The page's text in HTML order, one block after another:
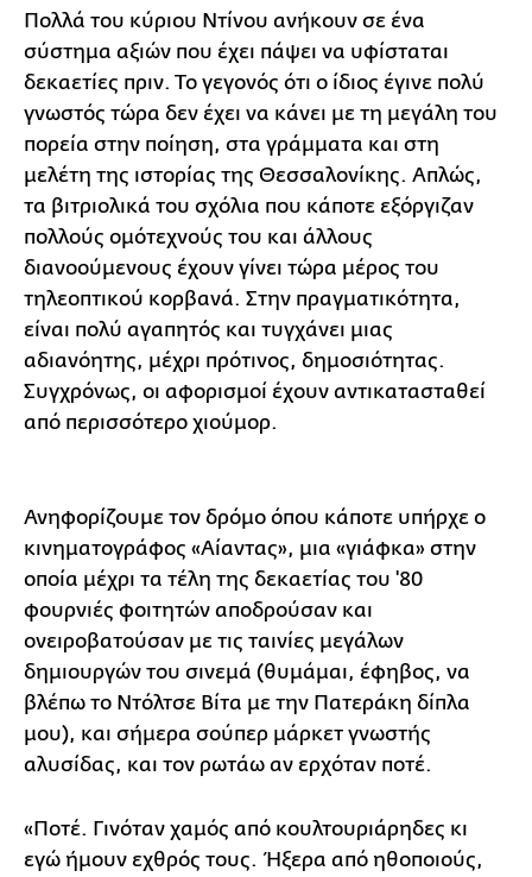
Πολλά του κύριου Ντίνου ανήκουν σε ένα
σύστημα αξιών που έχει πάψει να υφίσταται
δεκαετίες πριν. Το γεγονός ότι ο ίδιος έγινε πολύ
γνωστός τώρα δεν έχει να κάνει με τη μεγάλη του
πορεία στην ποίηση, στα γράμματα και στη
μελέτη της ιστορίας της Θεσσαλονίκης. Απλώς,
τα βιτριολικά του σχόλια που κάποτε εξόργιζαν
πολλούς ομότεχνούς του και άλλους
διανοούμενους έχουν γίνει τώρα μέρος του
τηλεοπτικού κορβανά. Στην πραγματικότητα,
είναι πολύ αγαπητός και τυγχάνει μιας
αδιανόητης, μέχρι πρότινος, δημοσιότητας.
Συγχρόνως, οι αφορισμοί έχουν αντικατασταθεί
από περισσότερο χιούμορ.
Ανηφορίζουμε τον δρόμο όπου κάποτε υπήρχε ο
κινηματογράφος «Αίαντας», μια «γιάφκα» στην
οποία μέχρι τα τέλη της δεκαετίας του '80
φουρνιές φοιτητών αποδρούσαν και
ονειροβατούσαν με τις ταινίες μεγάλων
δημιουργών του σινεμά (θυμάμαι, έφηβος, να
βλέπω το Ντόλτσε Βίτα με την Πατεράκη δίπλα
μου), και σήμερα σούπερ μάρκετ γνωστής
αλυσίδας, και τον ρωτάω αν ερχόταν ποτέ.
«Ποτέ. Γινόταν χαμός από κουλτουριάρηδες κι
εγώ ήμουν εχθρός τους. Ήξερα από ηθοποιούς,